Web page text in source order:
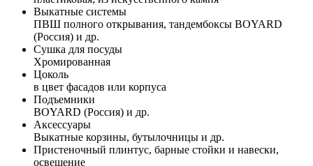
Выкатные системы
ПВШ полного открывания, тандембоксы BOYARD
(Россия) и др.
Сушка для посуды
Хромированная
Цоколь
в цвет фасадов или корпуса
Подъемники
BOYARD (Россия) и др.
Аксессуары
Выкатные корзины, бутылочницы и др.
Пристеночный плинтус, барные стойки и навески,
освещение